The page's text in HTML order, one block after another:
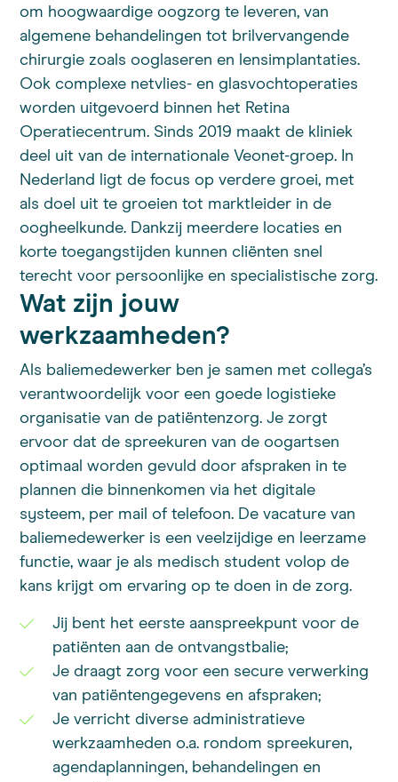
om hoogwaardige oogzorg te leveren, van
algemene behandelingen tot brilvervangende
chirurgie zoals ooglaseren en lensimplantaties.
Ook complexe netvlies- en glasvochtoperaties
worden uitgevoerd binnen het Retina
Operatiecentrum. Sinds 2019 maakt de kliniek
deel uit van de internationale Veonet-groep. In
Nederland ligt de focus op verdere groei, met
als doel uit te groeien tot marktleider in de
oogheelkunde. Dankzij meerdere locaties en
korte toegangstijden kunnen cliënten snel
terecht voor persoonlijke en specialistische zorg.
Wat zijn jouw
werkzaamheden?
Als baliemedewerker ben je samen met collega’s
verantwoordelijk voor een goede logistieke
organisatie van de patiëntenzorg. Je zorgt
ervoor dat de spreekuren van de oogartsen
optimaal worden gevuld door afspraken in te
plannen die binnenkomen via het digitale
systeem, per mail of telefoon. De vacature van
baliemedewerker is een veelzijdige en leerzame
functie, waar je als medisch student volop de
kans krijgt om ervaring op te doen in de zorg.
Jij bent het eerste aanspreekpunt voor de
patiënten aan de ontvangstbalie;
Je draagt zorg voor een secure verwerking
van patiëntengegevens en afspraken;
Je verricht diverse administratieve
werkzaamheden o.a. rondom spreekuren,
agendaplanningen, behandelingen en